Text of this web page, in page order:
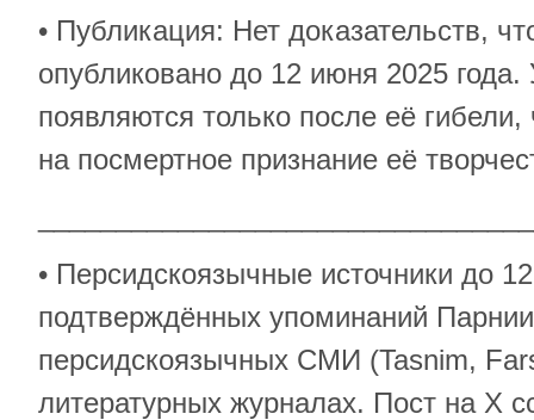
• Публикация: Нет доказательств,
опубликовано до 12 июня 2025
появляются только после её
на посмертное признание её
• Персидскоязычные источники до
подтверждённых упоминаний
персидскоязычных СМИ (Tasnim,
литературных журналах. Пост на X